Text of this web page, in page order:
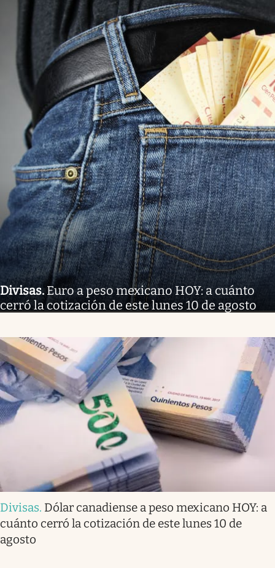
Divisas.Euro a peso mexicano HOY: a cuánto
cerró la cotización de este lunes 10 de agosto
Divisas. Dólar canadiense a peso mexicano HOY: a
cuánto cerró la cotización de este lunes 10 de
agosto